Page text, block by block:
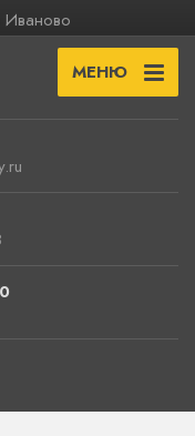
Иваново
МЕНЮ